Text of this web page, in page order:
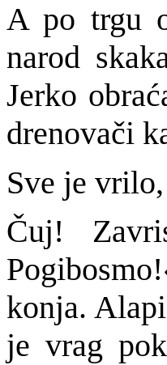
A po trgu
narod
Jerko
drenovači
Sve je
Čuj!
konja.
je vrag